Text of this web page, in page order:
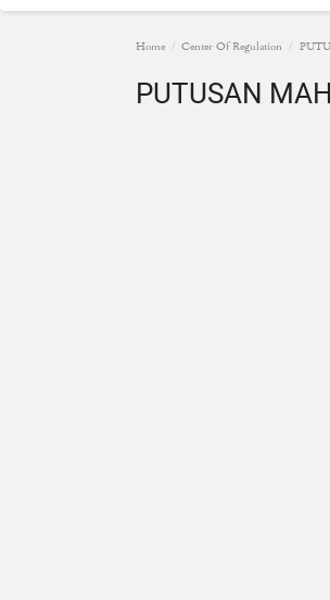
Home Center Of Regulation
PUTUSAN